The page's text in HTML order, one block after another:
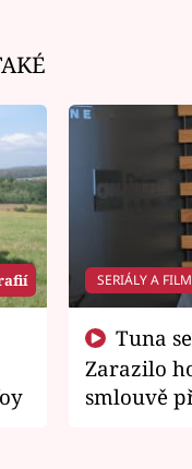
SERIÁLY A
Zarazilo
smlouvě